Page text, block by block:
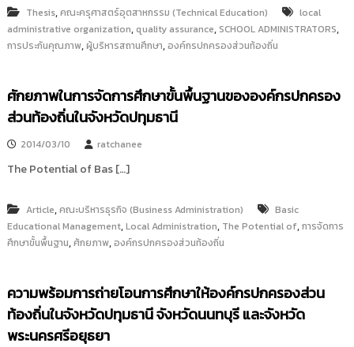
Thesis,คณะครุศาสตร์อุตสาหกรรม (Technical Education)
local
administrative organization, quality assurance, SCHOOL ADMINISTRATORS,
การประกันคุณภาพ,ผู้บริหารสถานศึกษา,องค์กรปกครองส่วนท้องถิ่น
ศักยภาพในการจัดการศึกษาขั้นพื้นฐานขององค์กรปกครอง
ส่วนท้องถิ่นในจังหวัดปทุมธานี
2014/03/10 ratchanee
The Potential of Bas […]
Article,คณะบริหารธุรกิจ (Business Administration)
Basic
Educational Management,Local Administration, The Potential of,การจัดการ
ศึกษาขั้นพื้นฐาน,ศักยภาพ,องค์กรปกครองส่วนท้องถิ่น
ความพร้อมการถ่ายโอนการศึกษาให้องค์กรปกครองส่วน
ท้องถิ่นในจังหวัดปทุมธานี จังหวัดนนทบุรี และจังหวัด
พระนครศรีอยุธยา